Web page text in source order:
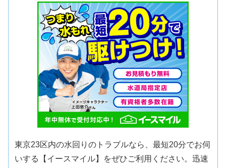
東京23区内の水回りのトラブルなら、最短20分でお伺
いする【イースマイル】をぜひご利用ください。迅速